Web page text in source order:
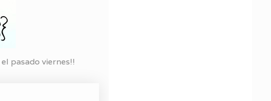
el pasado viernes!!